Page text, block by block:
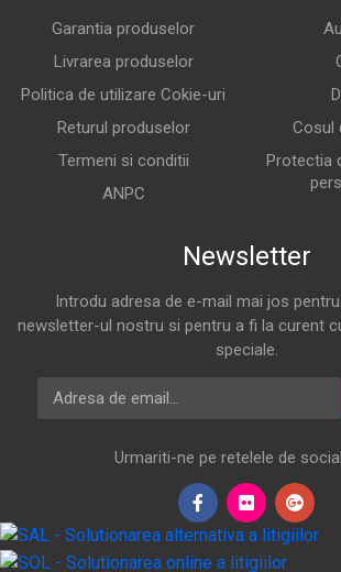
Garantia produselor
Livrarea produselor
Politica de utilizare Cokie-uri
Returul produselor
Termeni si conditii
ANPC
Cosul
Protectia
Newsletter
Introdu adresa de e-mail mai jos
newsletter-ul nostru si pentru a fi la curent
speciale.
Adresa de email
Urmariti-ne pe retelele de